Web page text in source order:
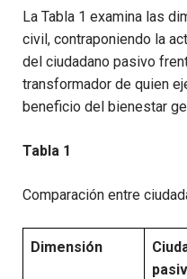
La Tabla 1 examina las
civil, contraponiendo la
del ciudadano pasivo
transformador de quien
beneficio del bienestar
Tabla 1
Comparación entre
Dimensión